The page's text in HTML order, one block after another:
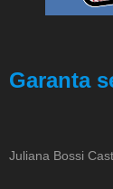
Garanta
Juliana Bossi